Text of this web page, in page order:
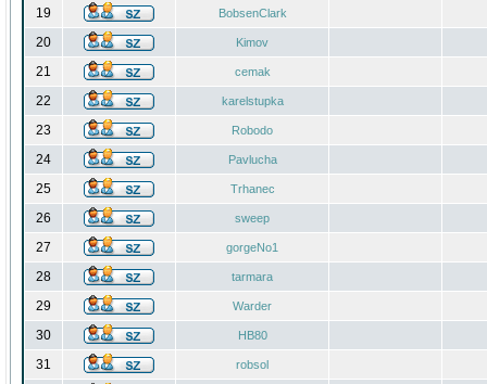
19 BobsenClark
20 Kimov
21 cemak
22 karelstupka
23 Robodo
24 Pavlucha
25 Trhanec
26 sweep
27 gorgeNo1
28 tarmara
29 Warder
30 HB80
31 robsol